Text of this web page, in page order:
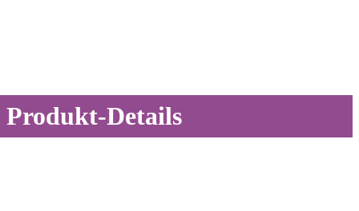
Produkt-Details